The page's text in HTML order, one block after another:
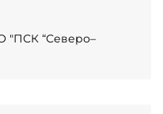
"ПСК “Северо–